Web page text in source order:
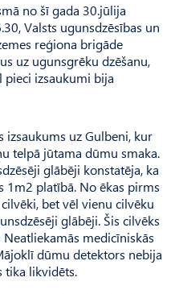
no šī gada 30.jūlija
Valsts ugunsdzēsības un
reģiona brigāde
uz ugunsgrēku dzēšanu,
izsaukumi bija
izsaukums uz Gulbeni, kur
telpā jūtama dūmu smaka.
glābēji konstatēja, ka
1m2 platībā. No ēkas pirms
bet vēl vienu cilvēku
glābēji. Šis cilvēks
medicīniskās
dūmu detektors nebija
tika likvidēts.